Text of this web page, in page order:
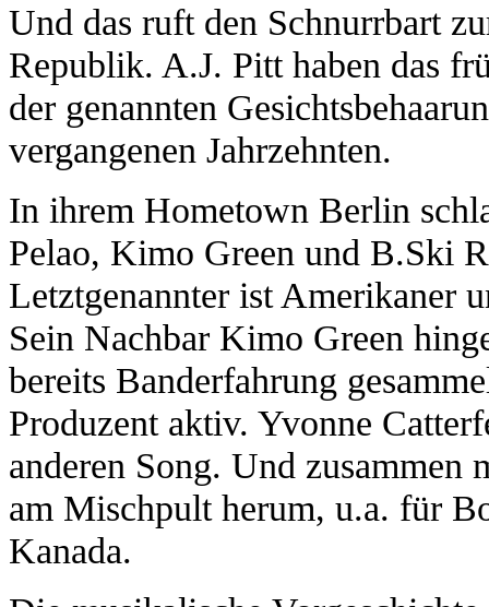
Und das ruft den Schnurrbart
Republik. A.J. Pitt haben das
der genannten
vergangenen Jahrzehnten.
In ihrem Hometown Berlin
Pelao, Kimo Green und B.Ski
Letztgenannter ist Amerikaner
Sein Nachbar Kimo Green
bereits Banderfahrung
Produzent aktiv. Yvonne
anderen Song. Und
am Mischpult herum, u.a. für
Kanada.